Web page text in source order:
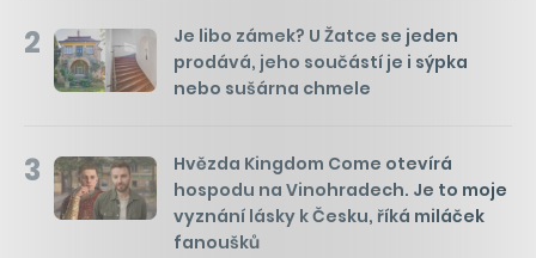
2
Je libo zámek? U Žatce se jeden
prodává, jeho součástí je i sýpka
nebo sušárna chmele
3
Hvězda Kingdom Come otevírá
hospodu na Vinohradech. Je to moje
vyznání lásky k Česku, říká miláček
fanoušků